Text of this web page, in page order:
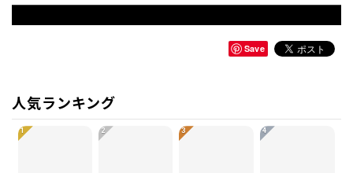
Save
人気ランキング
1 2 3 4